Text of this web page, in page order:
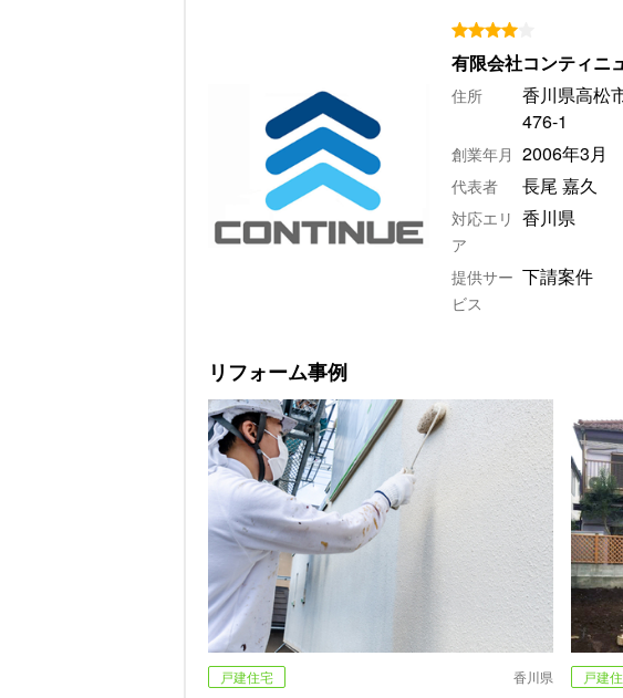
有限会社コンティニ
住所
香川県高松
476-1​
創業年月 2006年3月
代表者 長尾 嘉久
対応エリ
ア
香川県
提供サー
ビス
下請案件
リフォーム事例
戸建住宅 香川県 戸建